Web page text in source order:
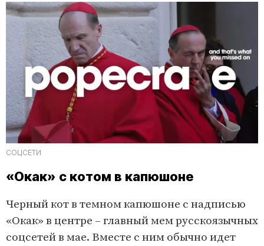
СОЦСЕТИ
«Окак» с котом в капюшоне
Черный кот в темном капюшоне с надписью
«Окак» в центре – главный мем русскоязычных
соцсетей в мае. Вместе с ним обычно идет